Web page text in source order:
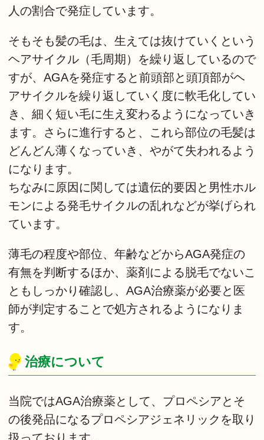
人の割合で発症しています。
そもそも髪の毛は、生えては抜けていくという
ヘアサイクル（毛周期）を繰り返しているので
すが、AGAを発症すると前頭部と頭頂部がヘ
アサイクルを繰り返していく度に軟毛化してい
き、細く短い毛に生え変わるようになっていき
ます。さらに進行すると、これら部位の毛髪は
どんどん薄くなっていき、やがて失われるよう
になります。
ちなみに原因に関しては遺伝的要因と男性ホル
モンによる発毛サイクルの乱れなどが挙げられ
ています。
薄毛の程度や部位、年齢などからAGA発症の
有無を判断するほか、薬剤による脱毛でないこ
ともしっかり確認し、AGA治療薬が必要と医
師が判定することで処方されるようになりま
す。
治療について
当院ではAGA治療薬として、プロペシアとそ
の後発品になるプロペシアジェネリックを取り